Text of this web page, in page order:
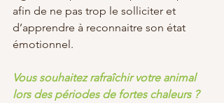
afin de ne pas trop le solliciter et
d’apprendre à reconnaitre son état
émotionnel.
Vous souhaitez rafraîchir votre animal
lors des périodes de fortes chaleurs ?